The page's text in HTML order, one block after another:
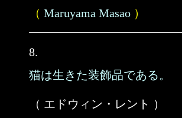
（ Maruyama Masao ）
8.
猫は生きた装飾品である。
（ エドウィン・レント ）